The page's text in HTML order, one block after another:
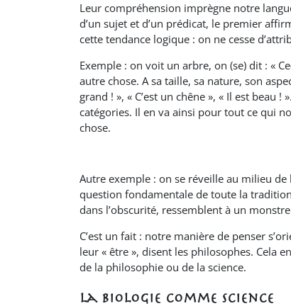
Leur compréhension imprègne notre
d’un sujet et d’un prédicat, le premier
cette tendance logique : on ne cesse
Exemple : on voit un arbre, on (se) dit : «
autre chose. A sa taille, sa nature, son
grand ! », « C’est un chêne », « Il est
catégories. Il en va ainsi pour tout ce qui
chose.
Autre exemple : on se réveille au milieu de
question fondamentale de toute la
dans l’obscurité, ressemblent à un monstre
C’est un fait : notre manière de penser
leur « être », disent les philosophes. Cela
de la philosophie ou de la science.
La biologie comme science